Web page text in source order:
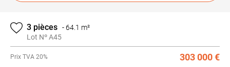
3 pièces -64.1 m²
Lot Nº A45
Prix TVA 20% 303 000 €